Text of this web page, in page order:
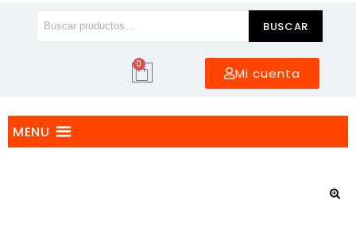
BUSCAR
0
Mi cuenta
MENU